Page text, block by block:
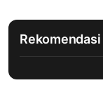
Rekomendasi